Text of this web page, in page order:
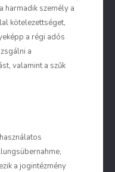
harmadik személy a
kötelezettséget,
a régi adós
a
valamint a szűk
a jogintézmény